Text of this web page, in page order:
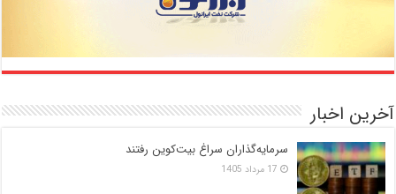
آخرین اخبار
سرمایه‌گذاران سراغ بیت‌کوین رفتند
17 مرداد 1405